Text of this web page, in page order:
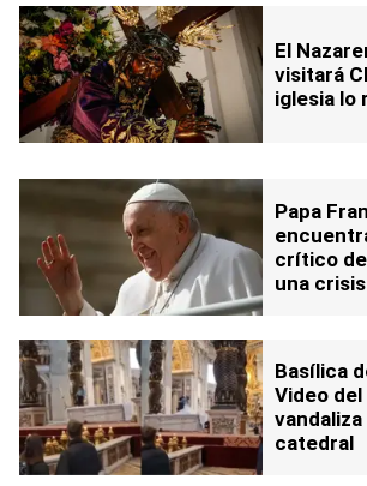
El
visitará
iglesia lo
Papa
crítico
una
Basílica
Video
catedral